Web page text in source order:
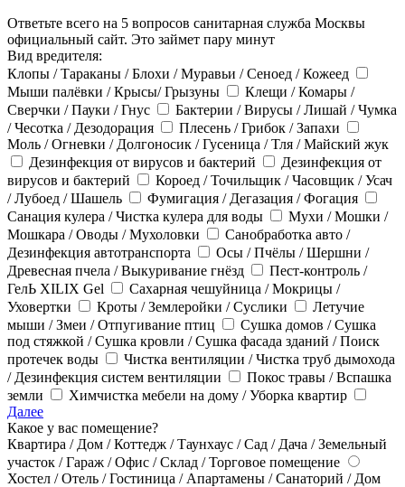
Ответьте всего на 5 вопросов санитарная служба Москвы
официальный сайт. Это займет пару минут
Вид вредителя:
Клопы / Тараканы / Блохи / Муравьи / Сеноед / Кожеед
Мыши палёвки / Крысы/ Грызуны
Клещи / Комары /
Сверчки / Пауки / Гнус
Бактерии / Вирусы / Лишай / Чумка
/ Чесотка / Дезодорация
Плесень / Грибок / Запахи
Моль / Огневки / Долгоносик / Гусеница / Тля / Майский жук
Дезинфекция от вирусов и бактерий
Дезинфекция от
вирусов и бактерий
Короед / Точильщик / Часовщик / Усач
/ Лубоед / Шашель
Фумигация / Дегазация / Фогация
Санация кулера / Чистка кулера для воды
Мухи / Мошки /
Мошкара / Оводы / Мухоловки
Санобработка авто /
Дезинфекция автотранспорта
Осы / Пчёлы / Шершни /
Древесная пчела / Выкуривание гнёзд
Пест-контроль /
ГелЬ XILIX Gel
Сахарная чешуйница / Мокрицы /
Уховертки
Кроты / Землеройки / Суслики
Летучие
мыши / Змеи / Отпугивание птиц
Сушка домов / Сушка
под стяжкой / Сушка кровли / Сушка фасада зданий / Поиск
протечек воды
Чистка вентиляции / Чистка труб дымохода
/ Дезинфекция систем вентиляции
Покос травы / Вспашка
земли
Химчистка мебели на дому / Уборка квартир
Далее
Какое у вас помещение?
Квартира / Дом / Коттедж / Таунхаус / Сад / Дача / Земельный
участок / Гараж / Офис / Склад / Торговое помещение
Хостел / Отель / Гостиница / Апартамены / Санаторий / Дом